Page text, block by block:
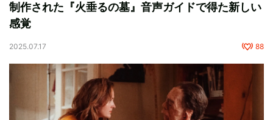
制作された『火垂るの墓』音声ガイドで得た新しい
感覚
2025.07.17 88